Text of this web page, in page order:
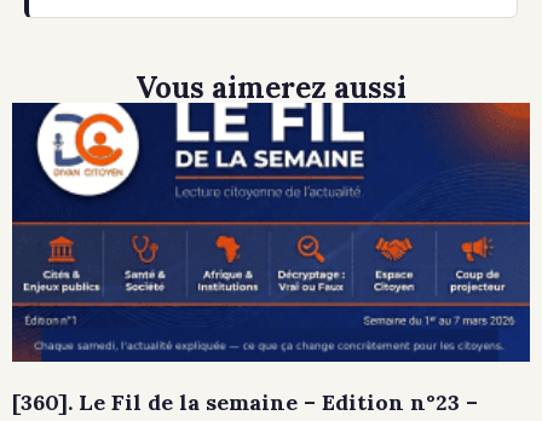
Vous aimerez aussi
[360]. Le Fil de la semaine – Edition n°23 –